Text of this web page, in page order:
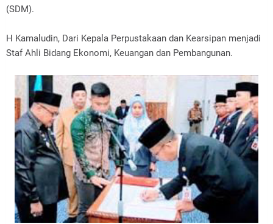
(SDM).
H Kamaludin, Dari Kepala Perpustakaan dan Kearsipan menjadi
Staf Ahli Bidang Ekonomi, Keuangan dan Pembangunan.